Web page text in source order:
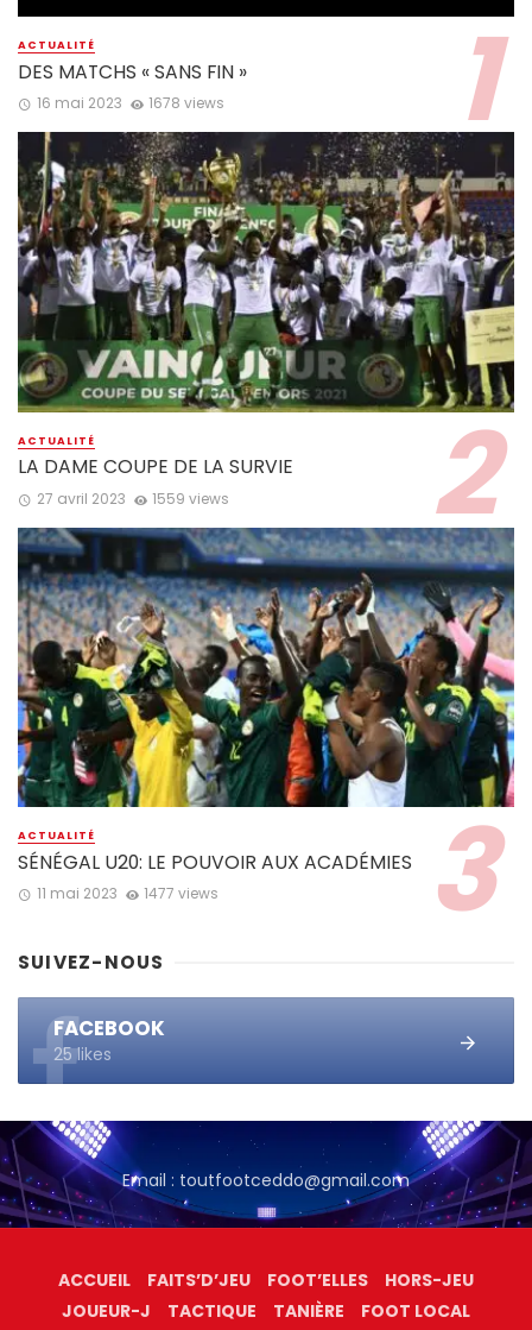
ACTUALITÉ
DES MATCHS « SANS FIN »
16 mai 2023 1678 views
ACTUALITÉ
LA DAME COUPE DE LA SURVIE
27 avril 2023 1559 views
ACTUALITÉ
SÉNÉGAL U20: LE POUVOIR AUX ACADÉMIES
11 mai 2023 1477 views
SUIVEZ-NOUS
FACEBOOK
25 likes
Email : toutfootceddo@gmail.com
ACCUEIL FAITS’D’JEU FOOT’ELLES
HORS-JEU
JOUEUR-J
TACTIQUE TANIÈRE FOOT LOCAL